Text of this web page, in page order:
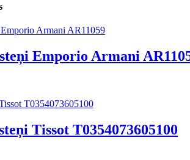
Emporio Armani
Tissot T0354073605100